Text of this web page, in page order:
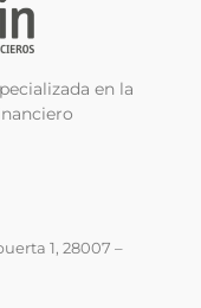
en la
1, 28007 –